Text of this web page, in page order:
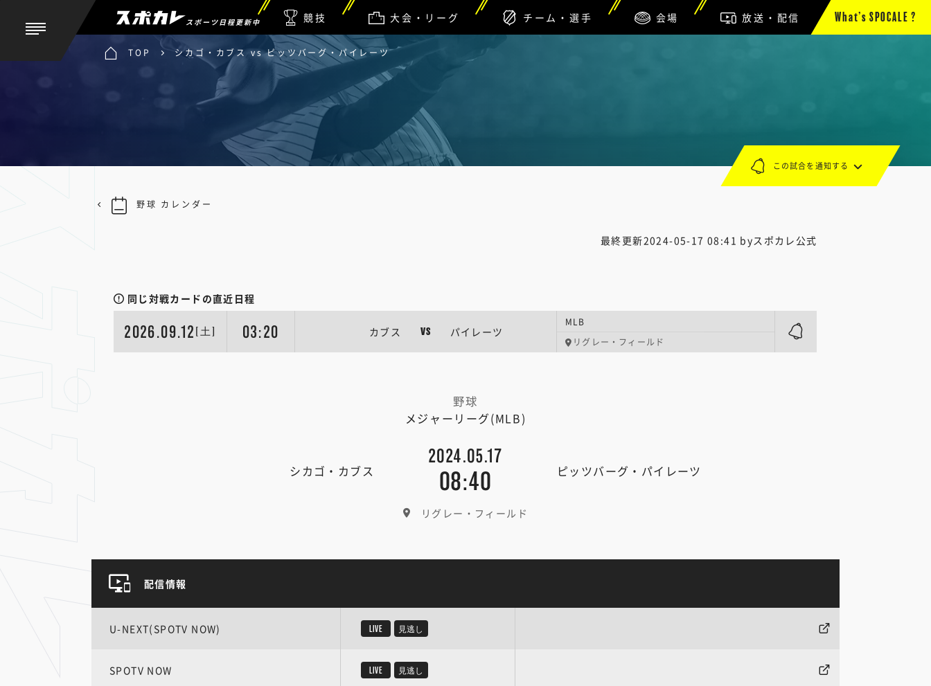
スポーツ日程更新中 競技 大会・リーグ チーム・選手 会場 放送・配信 What’s SPOCALE ?
TOP シカゴ・カブス vs ピッツバーグ・パイレーツ
最終更新2024-05-17 08:41 byスポカレ公式
同じ対戦カードの直近日程
2026.09.12 [土] 03:20 カブス VS パイレーツ
MLB
リグレー・フィールド
野球
メジャーリーグ(MLB)
シカゴ・カブス
2024.05.17
08:40 ピッツバーグ・パイレーツ
リグレー・フィールド
この試合を通知する
野球 カレンダー
配信情報
U-NEXT(SPOTV NOW) LIVE 見逃し
SPOTV NOW LIVE 見逃し